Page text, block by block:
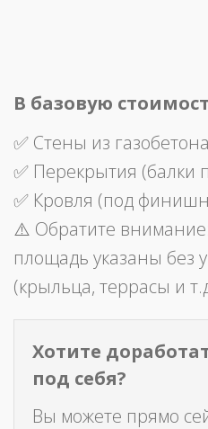
В базовую
✅ Стены из
✅ Перекрытия (балки
✅ Кровля (под
⚠️ Обратите
площадь указаны без
(крыльца, террасы и
Хотите
под себя?
Вы можете прямо